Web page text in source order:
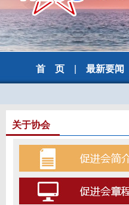
首 页 |最新要闻
关于协会